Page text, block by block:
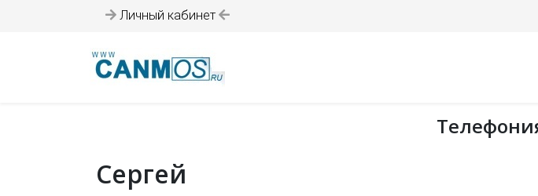
Личный кабинет
Сергей